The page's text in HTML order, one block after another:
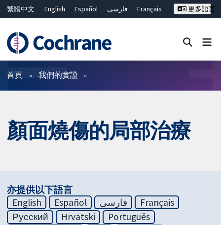
繁體中文 English Español فارسی
Français
ไทย
简体中文
更多語言
篩選條件
首頁 我們的實證
顏面燒傷的局部治療
亦提供以下語言
English
Español فارسی
Français
Русский
Hrvatski
Português